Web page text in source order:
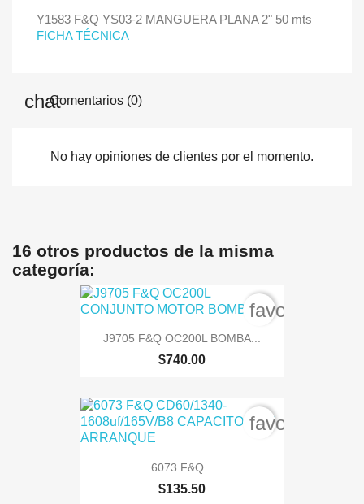
Y1583 F&Q YS03-2 MANGUERA PLANA 2" 50 mts
FICHA TÉCNICA
Comentarios (0)
No hay opiniones de clientes por el momento.
16 otros productos de la misma
categoría:
J9705 F&Q OC200L BOMBA...
$740.00
6073 F&Q...
$135.50